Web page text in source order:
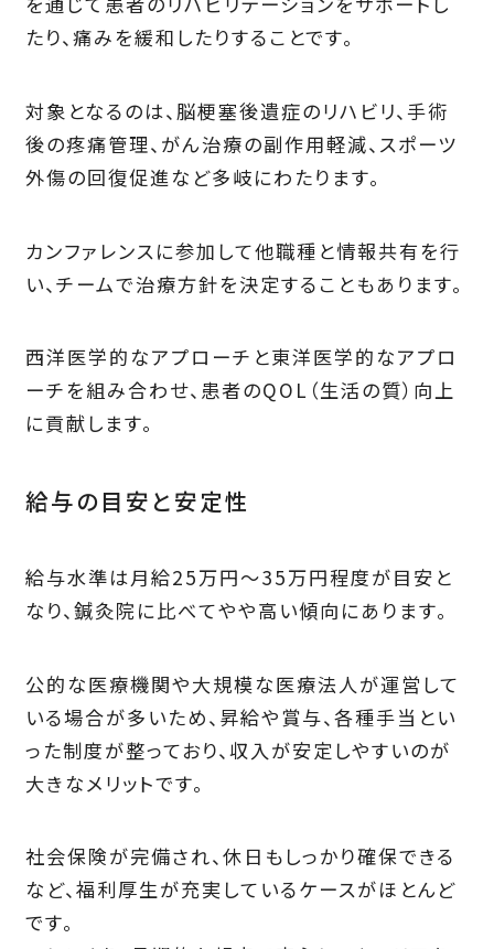
たり、痛みを緩和したりすることです。
対象となるのは、脳梗塞後遺症のリハビリ、手術
後の疼痛管理、がん治療の副作用軽減、スポーツ
外傷の回復促進など多岐にわたります。
カンファレンスに参加して他職種と情報共有を行
い、チームで治療方針を決定することもあります。
西洋医学的なアプローチと東洋医学的なアプロ
ーチを組み合わせ、患者のQOL（生活の質）向上
に貢献します。
給与の目安と安定性
給与水準は月給25万円〜35万円程度が目安と
なり、鍼灸院に比べてやや高い傾向にあります。
公的な医療機関や大規模な医療法人が運営して
いる場合が多いため、昇給や賞与、各種手当とい
った制度が整っており、収入が安定しやすいのが
大きなメリットです。
社会保険が完備され、休日もしっかり確保できる
など、福利厚生が充実しているケースがほとんど
です。